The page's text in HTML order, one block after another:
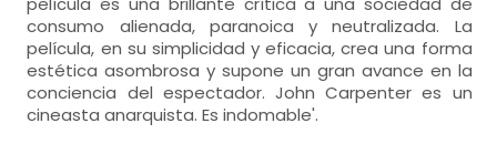
consumo alienada, paranoica y neutralizada. La
película, en su simplicidad y eficacia, crea una forma
estética asombrosa y supone un gran avance en la
conciencia del espectador. John Carpenter es un
cineasta anarquista. Es indomable'.